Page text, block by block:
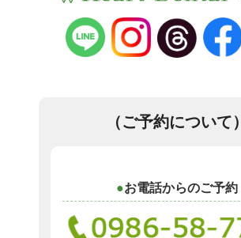
（ご予約について）
お電話からのご予約